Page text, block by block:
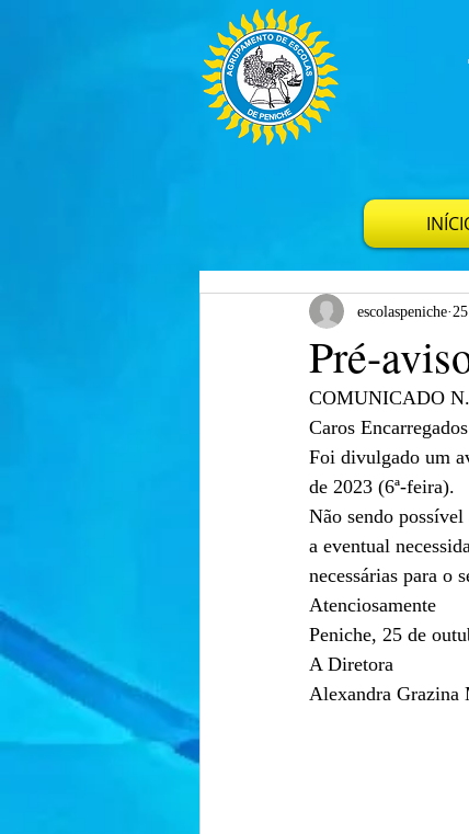
Pré-
escolaspeniche
COMUNICADO
Caros
Foi divulgado um
de 2023 (6ª-feira).
Não sendo possível
a eventual
necessárias para o
Atenciosamente
Peniche, 25 de
A Diretora
Alexandra Grazina